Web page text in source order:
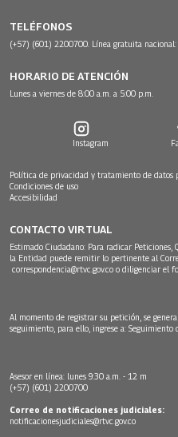
TELÉFONOS
(+57) (601) 2200700. Línea gratuita
HORARIO DE ATENCIÓN
Lunes a viernes de 8:00 a.m. a 5:00 p.m.
Instagram
Política de privacidad y tratamiento de datos
Condiciones de uso
Accesibilidad
CONTACTO VIRTUAL
Estimado Ciudadano: Para radicar Peticiones,
la Entidad puede remitir lo pertinente al
correspondencia@rtvc.gov.co o diligenciar el
Al momento de registrar su petición, se
seguimiento, para ello, ingrese a: Seguimiento
Asesor en línea: lunes 9:30 a.m. - 12 m
(+57) (601) 2200700
Correo de notificaciones judiciales:
notificacionesjudiciales@rtvc.gov.co